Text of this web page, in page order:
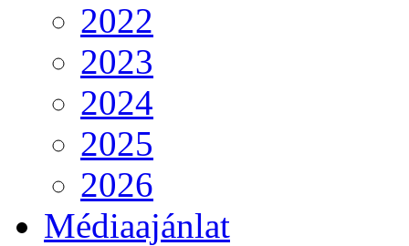
2022
2023
2024
2025
2026
Médiaajánlat